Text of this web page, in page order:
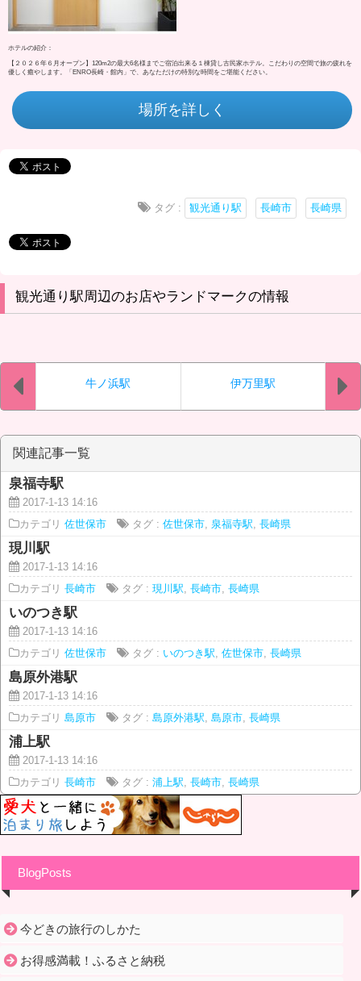
ホテルの紹介：
【２０２６年６月オープン】120m2の最大6名様までご宿泊出来る１棟貸し古民家ホテル。こだわりの空間で旅の疲れを
優しく癒やします。「ENRO長崎・館内」で、あなただけの特別な時間をご堪能ください。
場所を詳しく
タグ : 観光通り駅 長崎市 長崎県
観光通り駅周辺のお店やランドマークの情報
牛ノ浜駅 伊万里駅
関連記事一覧
泉福寺駅
2017-1-13 14:16
カテゴリ 佐世保市 タグ : 佐世保市, 泉福寺駅 長崎県
現川駅
2017-1-13 14:16
カテゴリ 長崎市 タグ : 現川駅 長崎市, 長崎県
いのつき駅
2017-1-13 14:16
カテゴリ 佐世保市 タグ : いのつき駅 佐世保市, 長崎県
島原外港駅
2017-1-13 14:16
カテゴリ 島原市 タグ : 島原外港駅 島原市, 長崎県
浦上駅
2017-1-13 14:16
カテゴリ 長崎市 タグ : 浦上駅 長崎市, 長崎県
BlogPosts
今どきの旅行のしかた
お得感満載！ふるさと納税